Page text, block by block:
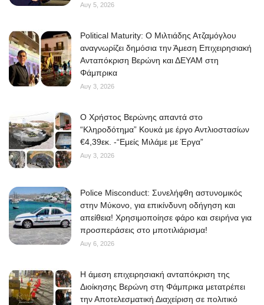
Αυγ 5, 2026
Political Maturity: Ο Μιλτιάδης Ατζαμόγλου
αναγνωρίζει δημόσια την Άμεση Επιχειρησιακή
Ανταπόκριση Βερώνη και ΔΕΥΑΜ στη
Φάμπρικα
Αυγ 3, 2026
O Χρήστος Βερώνης απαντά στο
“Κληροδότημα” Κουκά με έργο Αντλιοστασίων
€4,39εκ. -“Εμείς Μιλάμε με Έργα”
Αυγ 3, 2026
Police Misconduct: Συνελήφθη αστυνομικός
στην Μύκονο, για επικίνδυνη οδήγηση και
απείθεια! Χρησιμοποίησε φάρο και σειρήνα για
προσπεράσεις στο μποτιλιάρισμα!
Αυγ 6, 2026
Η άμεση επιχειρησιακή ανταπόκριση της
Διοίκησης Βερώνη στη Φάμπρικα μετατρέπει
την Αποτελεσματική Διαχείριση σε πολιτικό